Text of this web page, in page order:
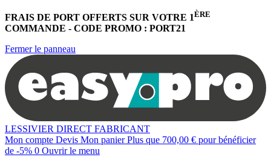
FRAIS DE PORT OFFERTS SUR VOTRE 1ÈRE
COMMANDE - CODE PROMO : PORT21
Fermer le panneau
LESSIVIER DIRECT FABRICANT
Mon compte Devis Mon panierPlus que 700,00 € pour bénéficier
de -5% 0 Ouvrir le menu